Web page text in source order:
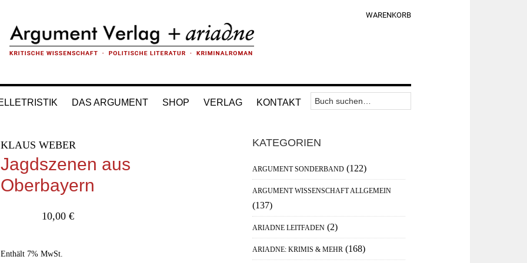
WARENKORB
DAS ARGUMENT SHOP VERLAG KONTAKT
Nav
Area
Suchen
nach:
KLAUS WEBER
Jagdszenen aus
Oberbayern
10,00 €
Enthält 7% MwSt.
Haupt-
Sidebar
KATEGORIEN
ARGUMENT SONDERBAND (122)
ARGUMENT WISSENSCHAFT ALLGEMEIN
(137)
ARIADNE LEITFADEN (2)
ARIADNE: KRIMIS & MEHR (168)